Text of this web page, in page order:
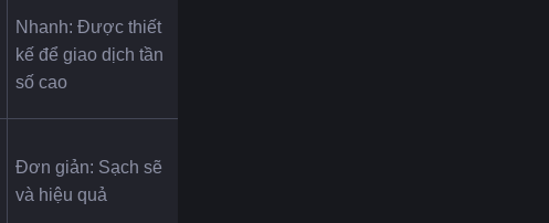
Nhanh: Được thiết
kế để giao dịch tần
số cao
Đơn giản: Sạch sẽ
và hiệu quả